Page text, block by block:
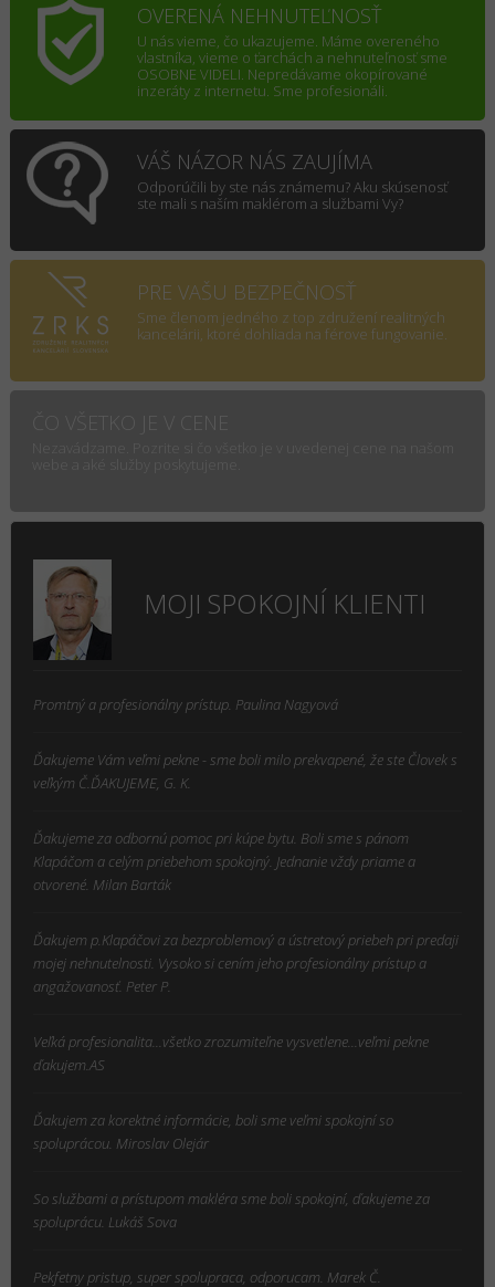
OVERENÁ NEHNUTEĽNOSŤ
U nás vieme, čo ukazujeme. Máme overeného
vlastníka, vieme o ťarchách a nehnuteľnosť sme
OSOBNE VIDELI. Nepredávame okopírované
inzeráty z internetu. Sme profesionáli.
VÁŠ NÁZOR NÁS ZAUJÍMA
Odporúčili by ste nás známemu? Aku skúsenosť
ste mali s naším maklérom a službami Vy?
PRE VAŠU BEZPEČNOSŤ
Sme členom jedného z top združení realitných
kancelárii, ktoré dohliada na férove fungovanie.
ČO VŠETKO JE V CENE
MOJI SPOKOJNÍ KLIENTI
Promtný a profesionálny prístup. Paulina Nagyová
Ďakujeme Vám veľmi pekne - sme boli milo prekvapené, že ste Človek s
veľkým Č.ĎAKUJEME, G. K.
Ďakujeme za odbornú pomoc pri kúpe bytu. Boli sme s pánom
Klapáčom a celým priebehom spokojný. Jednanie vždy priame a
otvorené. Milan Barták
Ďakujem p.Klapáčovi za bezproblemový a ústretový priebeh pri predaji
mojej nehnutelnosti. Vysoko si cením jeho profesionálny prístup a
angažovanosť. Peter P.
Veľká profesionalita...všetko zrozumiteľne vysvetlene...veľmi pekne
ďakujem.AS
Ďakujem za korektné informácie, boli sme veľmi spokojní so
spoluprácou. Miroslav Olejár
So službami a prístupom makléra sme boli spokojní, ďakujeme za
spoluprácu. Lukáš Sova
Pekfetny pristup, super spolupraca, odporucam. Marek Č.